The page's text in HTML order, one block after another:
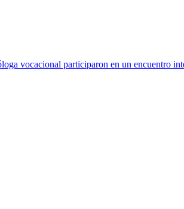
vocacional participaron en un encuentro